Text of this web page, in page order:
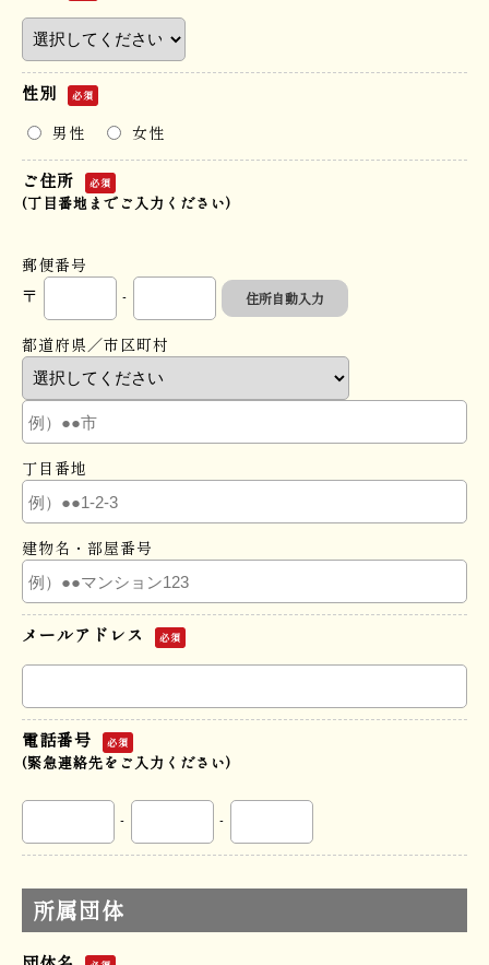
性別 必須
男性 女性
ご住所 必須
(丁目番地までご入力ください)
郵便番号
〒
- 住所自動入力
都道府県／市区町村
丁目番地
建物名・部屋番号
メールアドレス 必須
電話番号 必須
(緊急連絡先をご入力ください)
- -
所属団体